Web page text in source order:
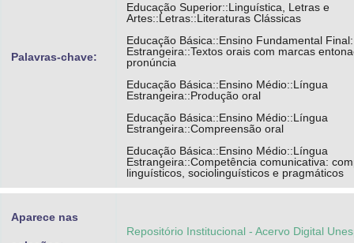
Palavras-chave:
Educação Superior::Linguística, Letras e
Artes::Letras::Literaturas Clássicas
Educação Básica::Ensino Fundamental
Estrangeira::Textos orais com marcas
pronúncia
Educação Básica::Ensino Médio::Língua
Estrangeira::Produção oral
Educação Básica::Ensino Médio::Língua
Estrangeira::Compreensão oral
Educação Básica::Ensino Médio::Língua
Estrangeira::Competência comunicativa:
linguísticos, sociolinguísticos e pragmáticos
Aparece nas
Repositório Institucional - Acervo Digital